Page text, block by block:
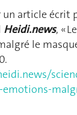
article écrit
Heidi.news, «
le
emotions-